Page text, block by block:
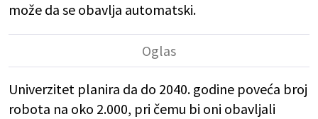
može da se obavlja automatski.
Univerzitet planira da do 2040. godine poveća broj
robota na oko 2.000, pri čemu bi oni obavljali